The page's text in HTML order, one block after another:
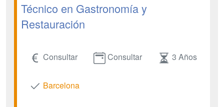
Técnico en Gastronomía y
Restauración
Consultar Consultar 3 Años
Barcelona